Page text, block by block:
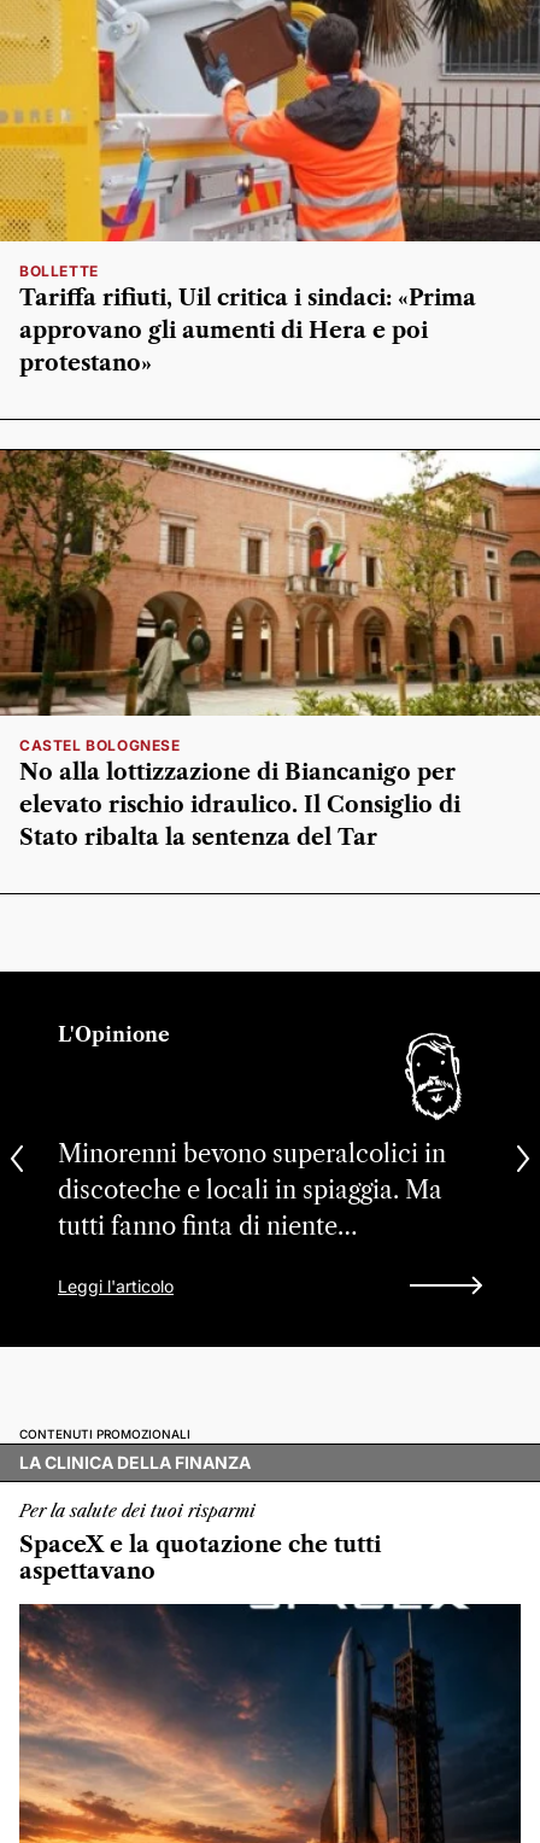
BOLLETTE
Tariffa rifiuti, Uil critica i sindaci: «Prima
approvano gli aumenti di Hera e poi
protestano»
CASTEL BOLOGNESE
No alla lottizzazione di Biancanigo per
elevato rischio idraulico. Il Consiglio di
Stato ribalta la sentenza del Tar
L'Opinione
Minorenni bevono superalcolici in
discoteche e locali in spiaggia. Ma
tutti fanno finta di niente…
Leggi l'articolo
CONTENUTI PROMOZIONALI
LA CLINICA DELLA FINANZA
Per la salute dei tuoi risparmi
SpaceX e la quotazione che tutti
aspettavano